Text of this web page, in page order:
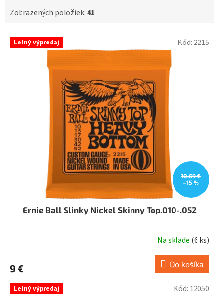
Zobrazených položiek:41
V Letný výpredaj
10,69 €
–15 %
Ernie Ball Slinky Nickel Skinny Top.010-.052
Na sklade (6 ks)
9 € Do košíka
Kód: 2215
Letný výpredaj Kód: 12050